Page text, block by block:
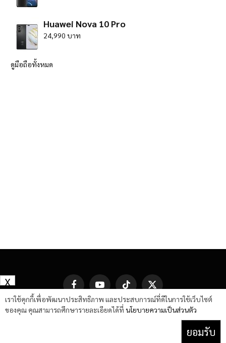
Huawei Nova 10 Pro
24,990 บาท
ดูมือถือทั้งหมด
FacebookYouTube TikTok
X
(Twitter)
เราใช้คุกกี้เพื่อพัฒนาประสิทธิภาพ และประสบการณ์ที่ดีในการใช้เว็บไซต์
ของคุณ คุณสามารถศึกษารายละเอียดได้ที่ นโยบายความเป็นส่วนตัว
ยอมรับ
X